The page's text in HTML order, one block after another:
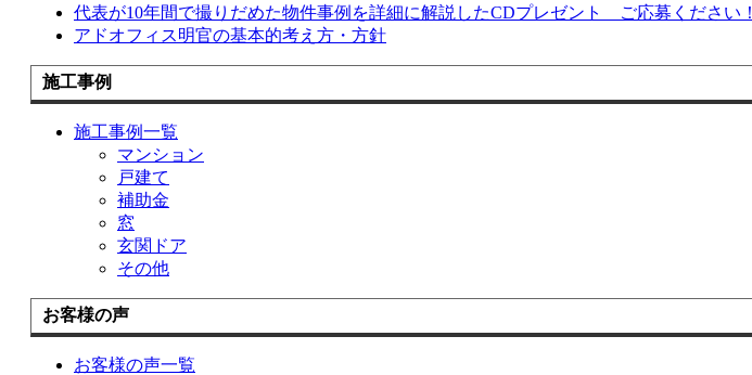
代表が10年間で撮りだめた物件事例を詳細に解説したCDプレゼント ご応募ください！
アドオフィス明官の基本的考え方・方針
施工事例
施工事例一覧
マンション
戸建て
補助金
窓
玄関ドア
その他
お客様の声
お客様の声一覧